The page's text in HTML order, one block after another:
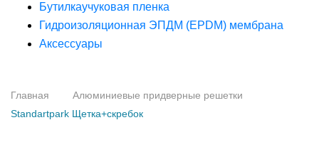
Бутилкаучуковая пленка
Гидроизоляционная ЭПДМ (EPDM) мембрана
Аксессуары
Главная
Алюминиевые придверные решетки
Standartpark Щетка+скребок